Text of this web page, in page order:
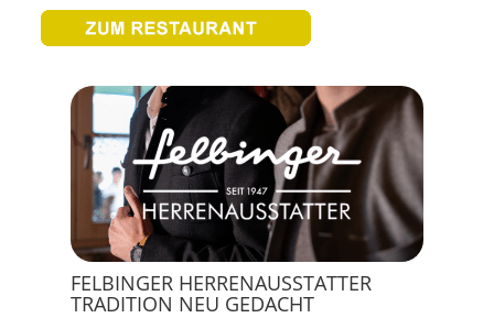
FELBINGER HERRENAUSSTATTER
TRADITION NEU GEDACHT